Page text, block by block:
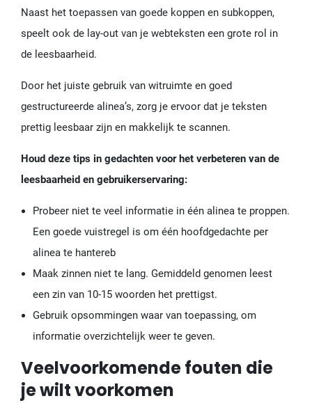
Naast het toepassen van goede koppen en subkoppen,
speelt ook de lay-out van je webteksten een grote rol in
de leesbaarheid.
Door het juiste gebruik van witruimte en goed
gestructureerde alinea’s, zorg je ervoor dat je teksten
prettig leesbaar zijn en makkelijk te scannen.
Houd deze tips in gedachten voor het verbeteren van de
leesbaarheid en gebruikerservaring:
Probeer niet te veel informatie in één alinea te proppen.
Een goede vuistregel is om één hoofdgedachte per
alinea te hantereb
Maak zinnen niet te lang. Gemiddeld genomen leest
een zin van 10-15 woorden het prettigst.
Gebruik opsommingen waar van toepassing, om
informatie overzichtelijk weer te geven.
Veelvoorkomende fouten die
je wilt voorkomen